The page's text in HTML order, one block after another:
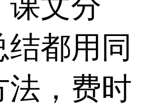
都用同
法，费时